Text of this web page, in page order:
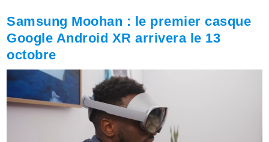
Samsung Moohan : le premier casque
Google Android XR arrivera le 13
octobre